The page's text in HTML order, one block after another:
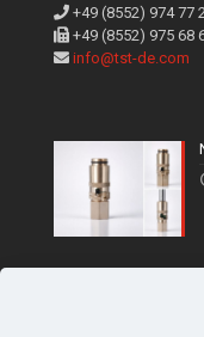
+49 (8552) 974 77
+49 (8552) 975 68
info@tst-de.com